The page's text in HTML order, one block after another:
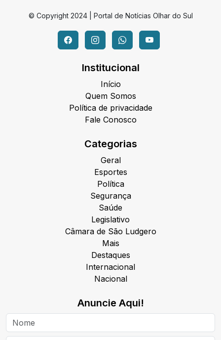
© Copyright 2024 | Portal de Notícias Olhar do Sul
Institucional
Início
Quem Somos
Política de privacidade
Fale Conosco
Categorias
Geral
Esportes
Política
Segurança
Saúde
Legislativo
Câmara de São Ludgero
Mais
Destaques
Internacional
Nacional
Anuncie Aqui!